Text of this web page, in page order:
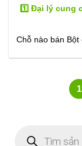
1️⃣ Đại lý cung
Chỗ nào bán Bột
1
kiếm